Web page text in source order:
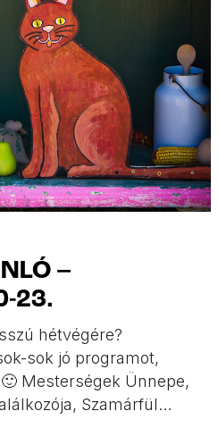
–
23.
hétvégére?
sok jó programot,
Mesterségek Ünnepe,
Szamárfül